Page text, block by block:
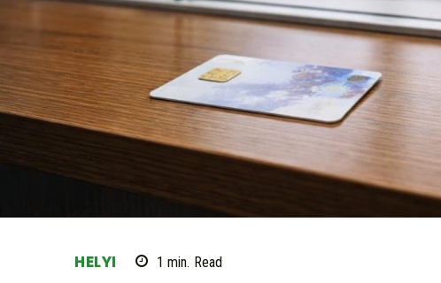
HELYI 1 min. Read